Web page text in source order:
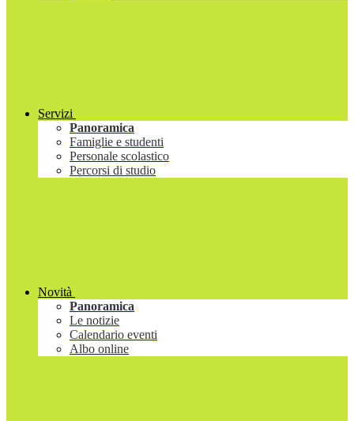
Servizi
Panoramica
Famiglie e studenti
Personale scolastico
Percorsi di studio
Novità
Panoramica
Le notizie
Calendario eventi
Albo online